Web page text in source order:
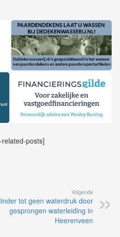
related-posts]
Volgende
tot geen waterdruk door
gesprongen waterleiding in
Heerenveen